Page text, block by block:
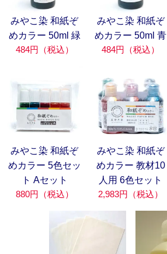
みやこ染 和紙ぞ
めカラー 50ml 緑
484円（税込）
みやこ染 和紙ぞ
めカラー 50ml 青
484円（税込）
みやこ染 和紙ぞ
めカラー 5色セッ
ト Aセット
880円（税込）
みやこ染 和紙ぞ
めカラー 教材10
人用 6色セット
2,983円（税込）